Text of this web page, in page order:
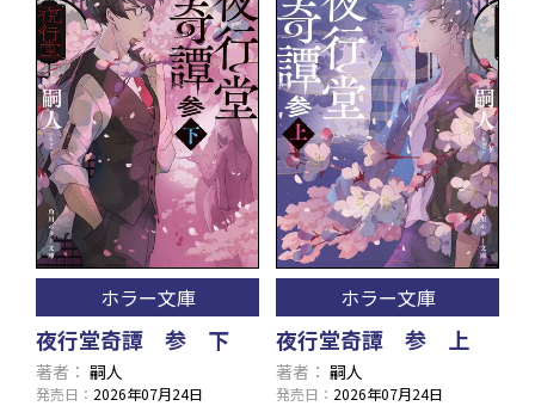
ホラー文庫
夜行堂奇譚 参 下
著者 嗣人
発売日 2026年07月24日
ホラー文庫
夜行堂奇譚 参 上
著者 嗣人
発売日 2026年07月24日